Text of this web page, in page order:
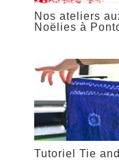
Nos ateliers
Noëlies à
Tutoriel Tie